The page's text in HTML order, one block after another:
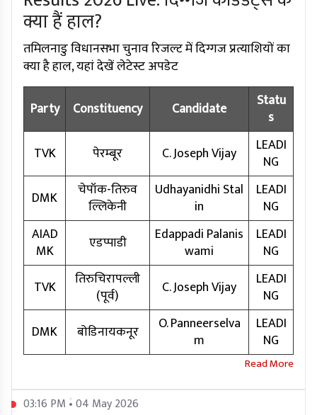
क्या हैं हाल?
तमिलनाडु विधानसभा चुनाव रिजल्ट में दिग्गज प्रत्याशियों का
क्या है हाल, यहां देखें लेटेस्ट अपडेट
Party
Constituency Candidate
Statu
s
TVK
पेरम्बूर C. Joseph Vijay
LEADI
NG
DMK
चेपॉक-तिरुव
ल्लिकेनी
Udhayanidhi Stal
in
LEADI
NG
AIAD
MK
एडप्पाडी
Edappadi Palanis
wami
LEADI
NG
TVK
तिरुचिरापल्ली
(पूर्व)
C. Joseph Vijay
LEADI
NG
DMK
बोडिनायकनूर
O. Panneerselva
m
LEADI
NG
03:16 PM • 04 May 2026